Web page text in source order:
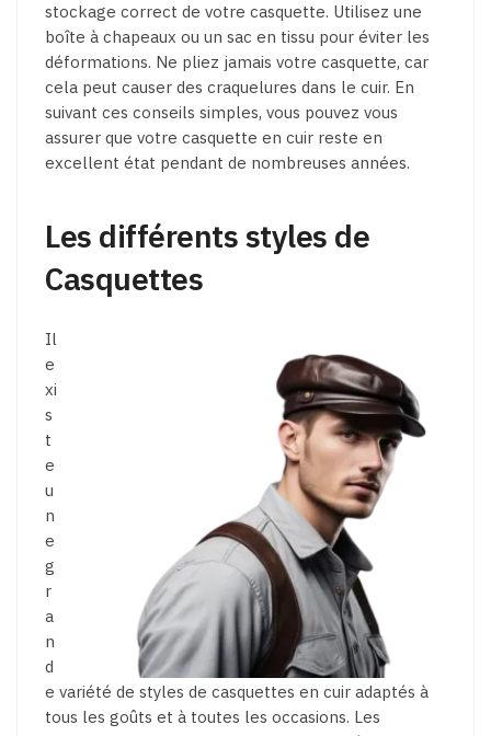
stockage correct de votre casquette. Utilisez une
boîte à chapeaux ou un sac en tissu pour éviter les
déformations. Ne pliez jamais votre casquette, car
cela peut causer des craquelures dans le cuir. En
suivant ces conseils simples, vous pouvez vous
assurer que votre casquette en cuir reste en
excellent état pendant de nombreuses années.
Les différents styles de
Casquettes
Il
e
xi
s
t
e
u
n
e
g
r
a
n
d
e variété de styles de casquettes en cuir adaptés à
tous les goûts et à toutes les occasions. Les